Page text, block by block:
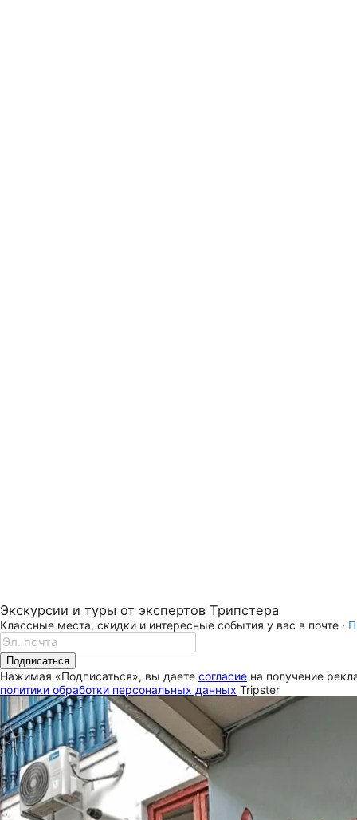
Экскурсии и туры от экспертов Трипстера
Классные места, скидки и интересные события у вас в почте ·
Подписаться
Нажимая «Подписаться», вы даете согласие на получение
политики обработки персональных данных Tripster